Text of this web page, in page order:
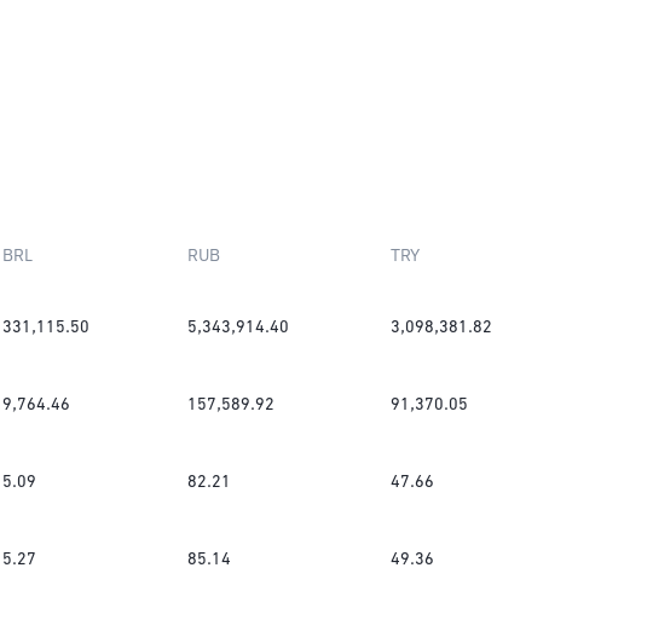
BRL RUB TRY
331,115.50 5,343,914.40 3,098,381.82
9,764.46 157,589.92 91,370.05
5.09 82.21 47.66
5.27 85.14 49.36